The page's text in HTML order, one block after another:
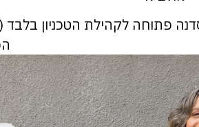
פתוחה לקהילת הטכניון בלבד